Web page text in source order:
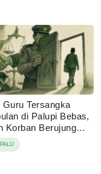
Tersangka
di Palupi Bebas,
Korban Berujung